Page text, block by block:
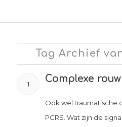
Tag Archief
1 Complexe rouw
Ook wel traumatische
PCRS. Wat zijn de